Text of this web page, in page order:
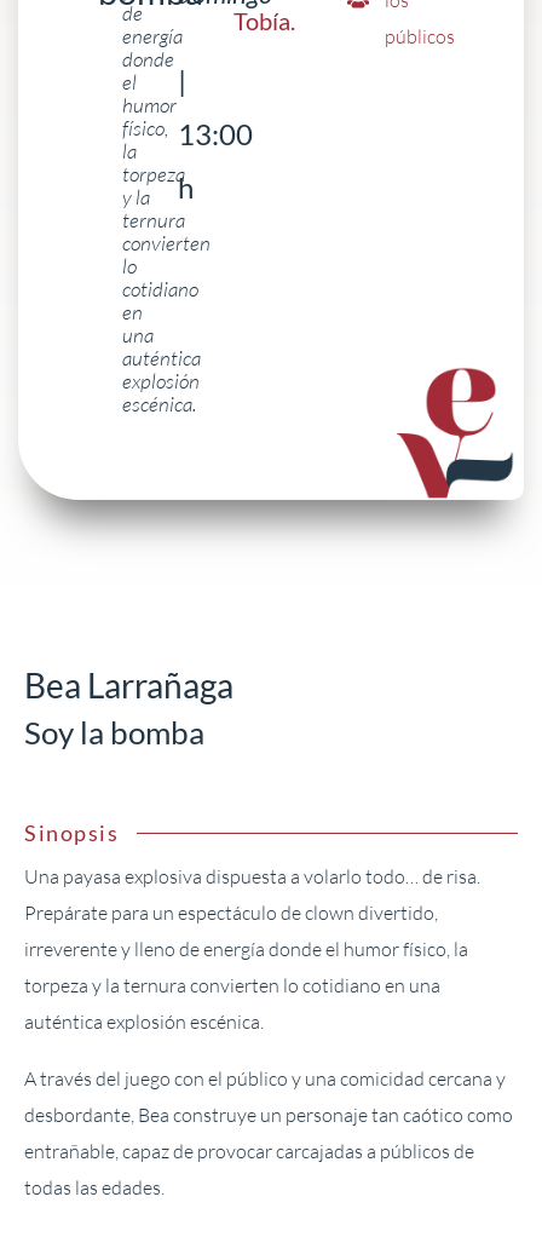
de
energía
donde
el
humor
físico,
la
torpeza
y la
ternura
convierten
lo
cotidiano
en
una
auténtica
explosión
escénica.
|
13:00
h
Tobía.
públicos
Bea Larrañaga
Soy la bomba
Sinopsis
Una payasa explosiva dispuesta a volarlo todo… de risa.
Prepárate para un espectáculo de clown divertido,
irreverente y lleno de energía donde el humor físico, la
torpeza y la ternura convierten lo cotidiano en una
auténtica explosión escénica.
A través del juego con el público y una comicidad cercana y
desbordante, Bea construye un personaje tan caótico como
entrañable, capaz de provocar carcajadas a públicos de
todas las edades.